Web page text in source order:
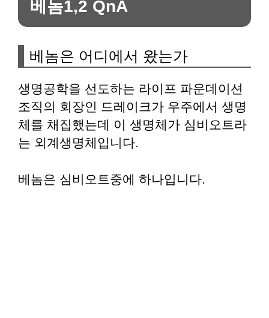
베놈1,2 QnA
베놈은 어디에서 왔는가
생명공학을 선도하는 라이프 파운데이션
조직의 회장인 드레이크가 우주에서 생명
체를 채집했는데 이 생명체가 심비오트라
는 외계생명체입니다.
베놈은 심비오트중에 하나입니다.